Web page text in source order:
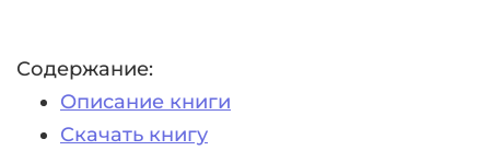
Содержание:
Описание книги
Скачать книгу